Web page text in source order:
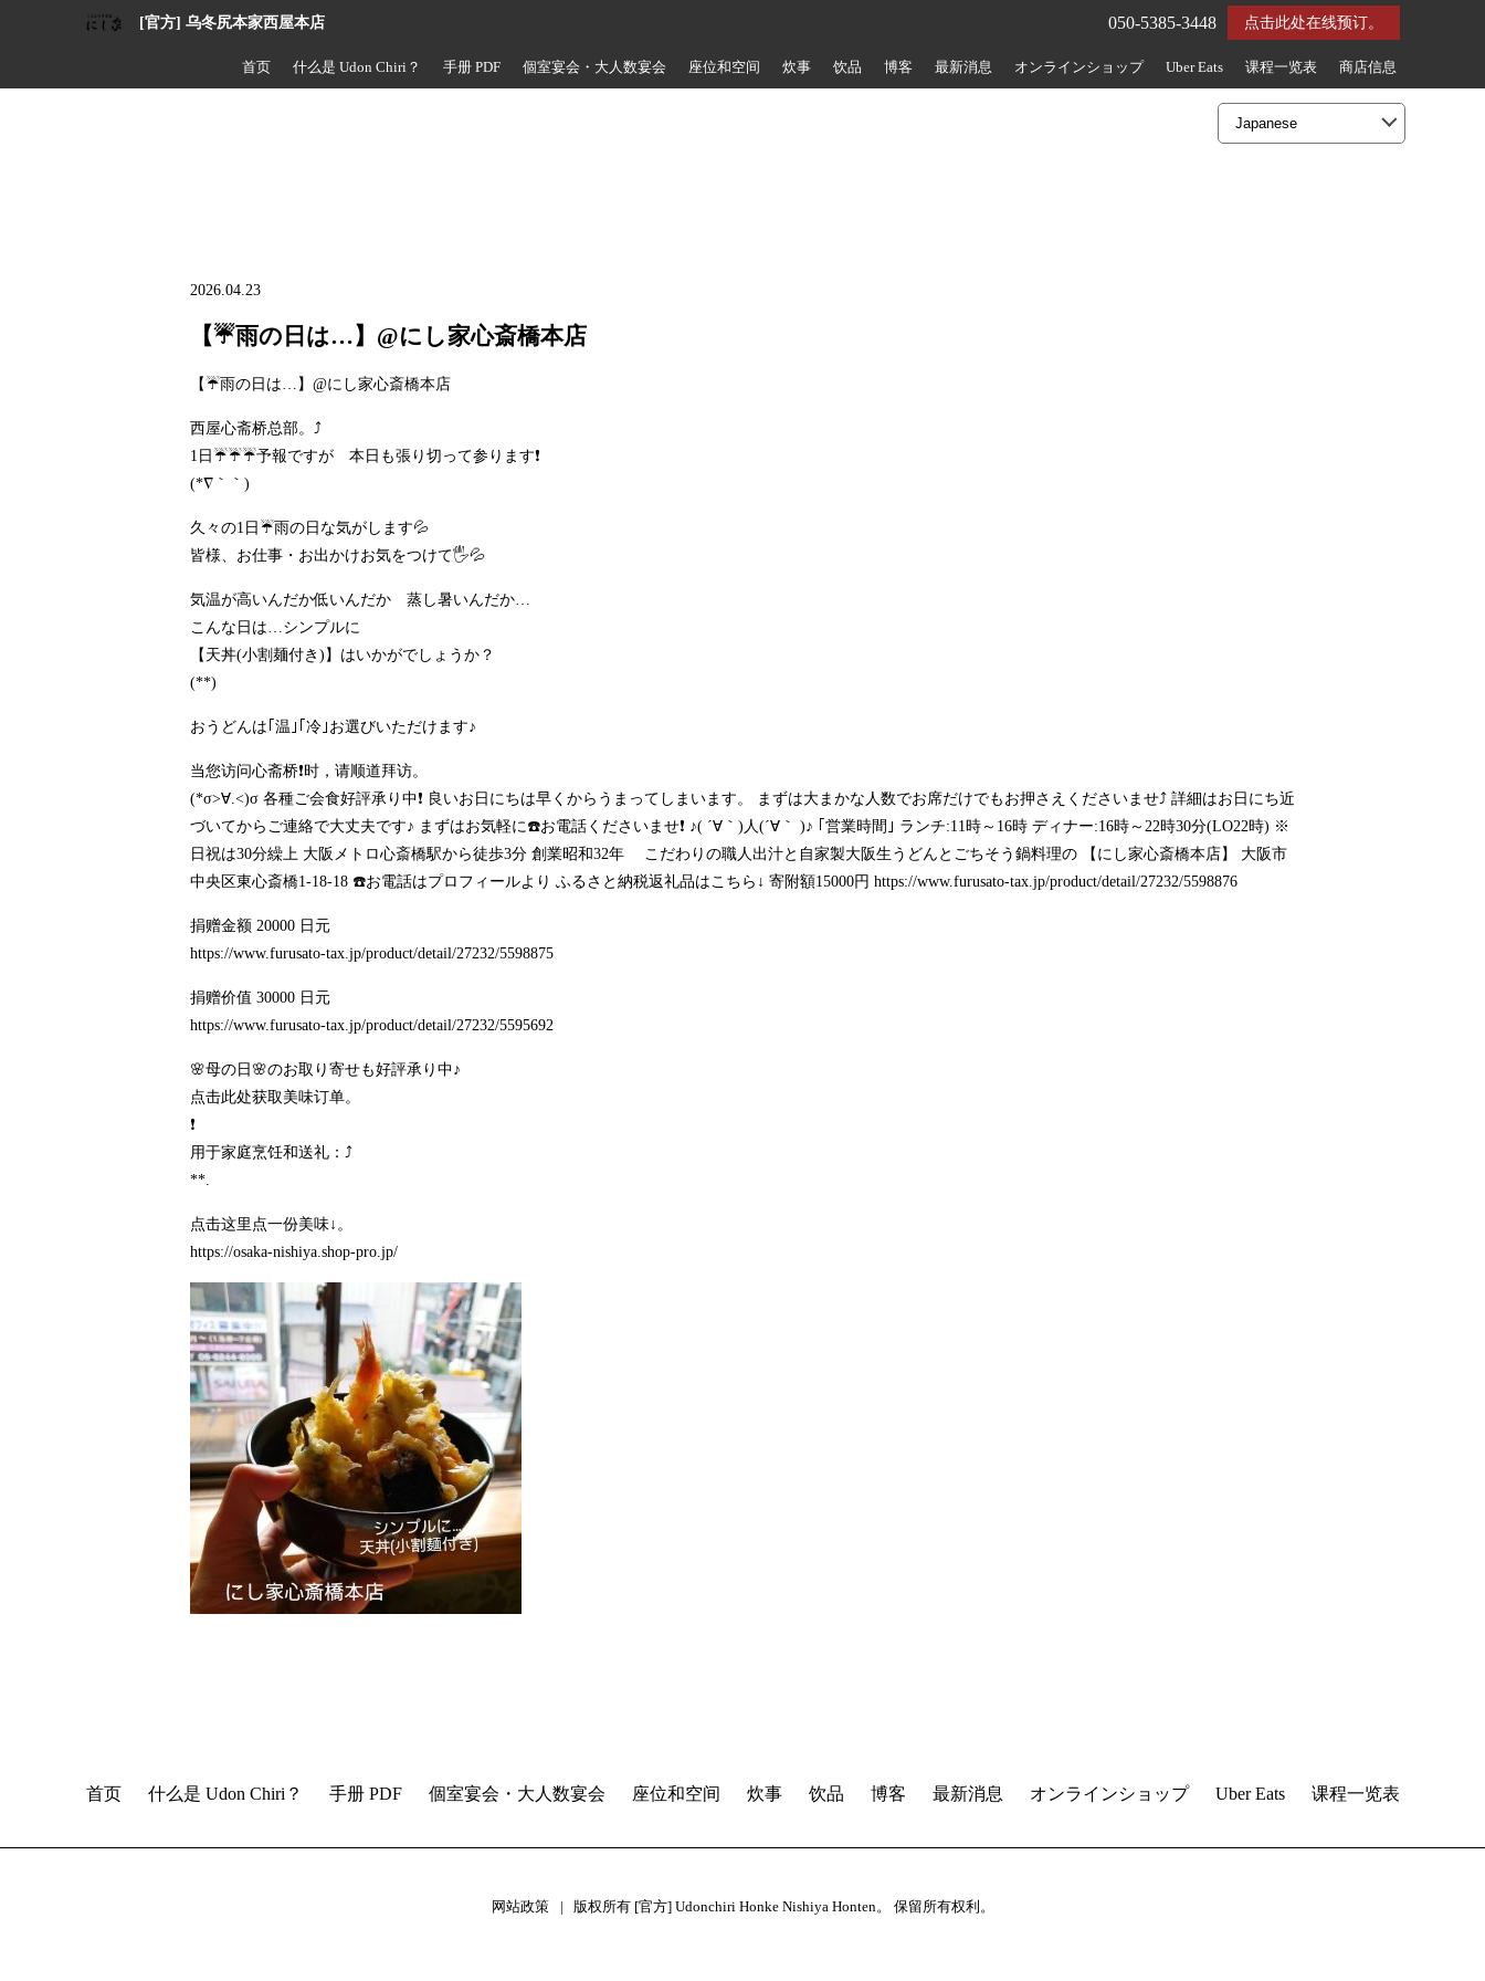
[官方] 乌冬尻本家西屋本店 点击此处在线预订。
050-5385-3448
首页 什么是 Udon Chiri？ 手册 PDF 個室宴会・大人数宴会 座位和空间 炊事 饮品 博客 最新消息 オンラインショップ Uber Eats 课程一览表 商店信息
2026.04.23
【☔雨の日は…】@にし家心斎橋本店
【☔雨の日は…】@にし家心斎橋本店
西屋心斋桥总部。⤴️
1日☔☔☔予報ですが 本日も張り切って参ります❗
(*∇｀｀)
久々の1日☔雨の日な気がします💦
皆様、お仕事・お出かけお気をつけて🖐💦
気温が高いんだか低いんだか 蒸し暑いんだか…
こんな日は…シンプルに
【天丼(小割麺付き)】はいかがでしょうか？
(**)
おうどんは｢温｣｢冷｣お選びいただけます♪
当您访问心斋桥❗时，请顺道拜访。
(*σ>∀.<)σ 各種ご会食好評承り中❗ 良いお日にちは早くからうまってしまいます。 まずは大まかな人数でお席だけでもお押さえくださいませ⤴️ 詳細はお日にち近
づいてからご連絡で大丈夫です♪ まずはお気軽に☎️お電話くださいませ❗ ♪( ´∀｀)人(´∀｀ )♪ ｢営業時間｣ ランチ:11時～16時 ディナー:16時～22時30分(LO22時) ※
日祝は30分繰上 大阪メトロ心斎橋駅から徒歩3分 創業昭和32年 こだわりの職人出汁と自家製大阪生うどんとごちそう鍋料理の 【にし家心斎橋本店】 大阪市
中央区東心斎橋1-18-18 ☎️お電話はプロフィールより ふるさと納税返礼品はこちら↓ 寄附額15000円 https://www.furusato-tax.jp/product/detail/27232/5598876
捐赠金额 20000 日元
https://www.furusato-tax.jp/product/detail/27232/5598875
捐赠价值 30000 日元
https://www.furusato-tax.jp/product/detail/27232/5595692
🌸母の日🌸のお取り寄せも好評承り中♪
点击此处获取美味订单。
❗️
用于家庭烹饪和送礼：⤴️
**.
点击这里点一份美味↓。
https://osaka-nishiya.shop-pro.jp/
首页 什么是 Udon Chiri？ 手册 PDF 個室宴会・大人数宴会 座位和空间 炊事 饮品 博客 最新消息 オンラインショップ Uber Eats 课程一览表
网站政策 版权所有 [官方] Udonchiri Honke Nishiya Honten。 保留所有权利。